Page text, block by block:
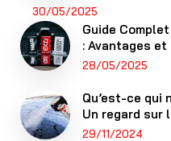
30/05/2025
Guide
: Avantages et
28/05/2025
Qu’est-ce qui
Un regard sur
29/11/2024